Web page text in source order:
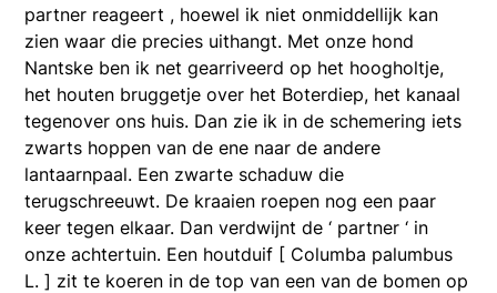
partner reageert , hoewel ik niet onmiddellijk kan
zien waar die precies uithangt. Met onze hond
Nantske ben ik net gearriveerd op het hoogholtje,
het houten bruggetje over het Boterdiep, het kanaal
tegenover ons huis. Dan zie ik in de schemering iets
zwarts hoppen van de ene naar de andere
lantaarnpaal. Een zwarte schaduw die
terugschreeuwt. De kraaien roepen nog een paar
keer tegen elkaar. Dan verdwijnt de ‘ partner ‘ in
onze achtertuin. Een houtduif [ Columba palumbus
L. ] zit te koeren in de top van een van de bomen op